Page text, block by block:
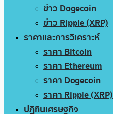
ข่าว Dogecoin
ข่าว Ripple (XRP)
ราคาและการวิเคราะห์
ราคา Bitcoin
ราคา Ethereum
ราคา Dogecoin
ราคา Ripple (XRP)
ปฏิทินเศรษฐกิจ